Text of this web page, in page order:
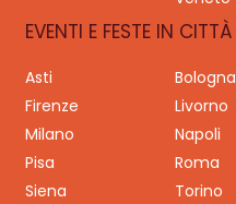
EVENTI E FESTE IN CITTÀ
Asti Bologna
Firenze
Livorno
Milano
Napoli
Pisa
Roma
Siena
Torino